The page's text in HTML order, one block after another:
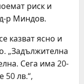
риск и
р Миндов.
казват ясно и
„Задължителна
Сега има 20-
50 лв.“,